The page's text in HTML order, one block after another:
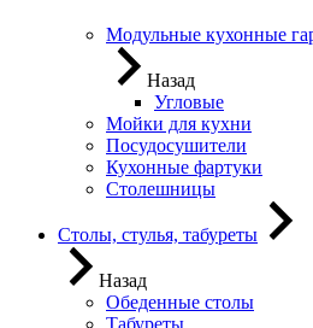
Модульные кухонные
Назад
Угловые
Мойки для кухни
Посудосушители
Кухонные фартуки
Столешницы
Столы, стулья, табуреты
Назад
Обеденные столы
Табуреты